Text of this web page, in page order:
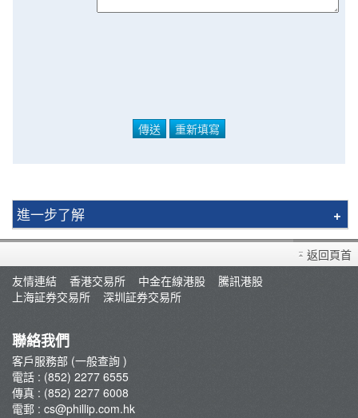
進一步了解
買賣衍生產品須知
開設戶口
查詢及支援
轉入股票
孖展及利率
佣金及收費資料
表格下載
返回頁首
友情連結
香港交易所 中金在線港股
騰訊港股
上海証券交易所
深圳証券交易所
聯絡我們
客戶服務部 (一般查詢 )
電話 : (852) 2277 6555
傳真 : (852) 2277 6008
電郵 : cs@phillip.com.hk